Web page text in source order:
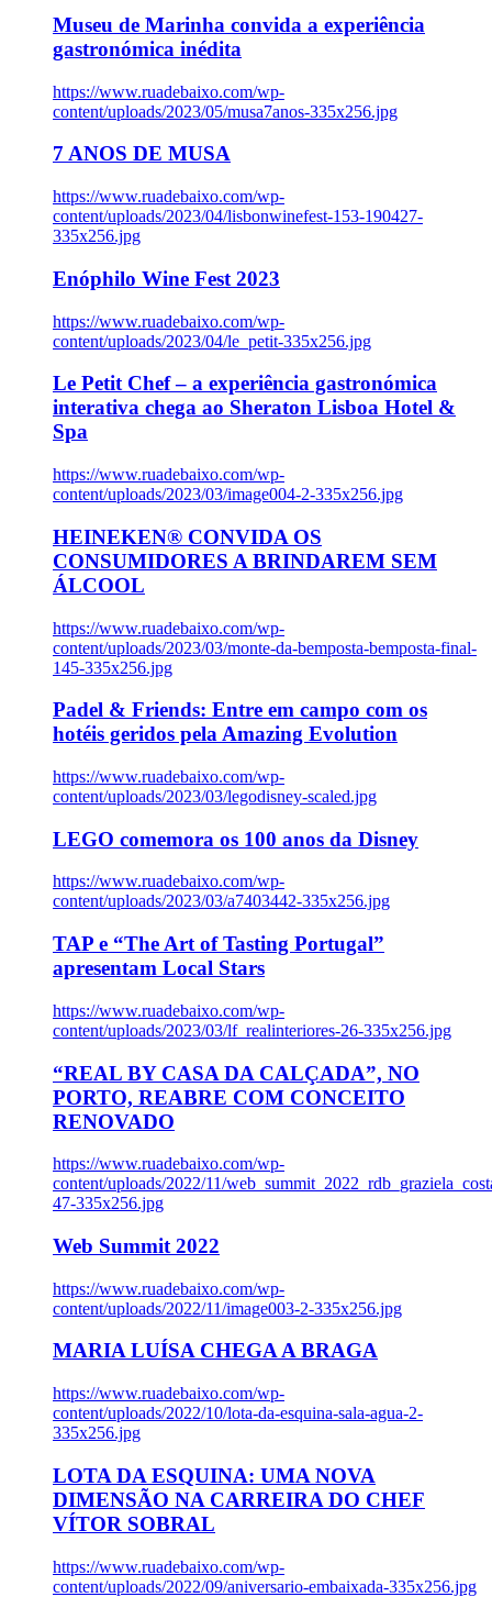
Museu de Marinha convida a experiência
gastronómica inédita
https://www.ruadebaixo.com/wp-
content/uploads/2023/05/musa7anos-335x256.jpg
7 ANOS DE MUSA
https://www.ruadebaixo.com/wp-
content/uploads/2023/04/lisbonwinefest-153-190427-
335x256.jpg
Enóphilo Wine Fest 2023
https://www.ruadebaixo.com/wp-
content/uploads/2023/04/le_petit-335x256.jpg
Le Petit Chef – a experiência gastronómica
interativa chega ao Sheraton Lisboa Hotel &
Spa
https://www.ruadebaixo.com/wp-
content/uploads/2023/03/image004-2-335x256.jpg
HEINEKEN® CONVIDA OS
CONSUMIDORES A BRINDAREM SEM
ÁLCOOL
https://www.ruadebaixo.com/wp-
content/uploads/2023/03/monte-da-bemposta-bemposta-final-
145-335x256.jpg
Padel & Friends: Entre em campo com os
hotéis geridos pela Amazing Evolution
https://www.ruadebaixo.com/wp-
content/uploads/2023/03/legodisney-scaled.jpg
LEGO comemora os 100 anos da Disney
https://www.ruadebaixo.com/wp-
content/uploads/2023/03/a7403442-335x256.jpg
TAP e “The Art of Tasting Portugal”
apresentam Local Stars
https://www.ruadebaixo.com/wp-
content/uploads/2023/03/lf_realinteriores-26-335x256.jpg
“REAL BY CASA DA CALÇADA”, NO
PORTO, REABRE COM CONCEITO
RENOVADO
https://www.ruadebaixo.com/wp-
content/uploads/2022/11/
47-335x256.jpg
Web Summit 2022
https://www.ruadebaixo.com/wp-
content/uploads/2022/11/image003-2-335x256.jpg
MARIA LUÍSA CHEGA A BRAGA
https://www.ruadebaixo.com/wp-
content/uploads/2022/10/lota-da-esquina-sala-agua-2-
335x256.jpg
LOTA DA ESQUINA: UMA NOVA
DIMENSÃO NA CARREIRA DO CHEF
VÍTOR SOBRAL
https://www.ruadebaixo.com/wp-
content/uploads/2022/09/aniversario-embaixada-335x256.jpg